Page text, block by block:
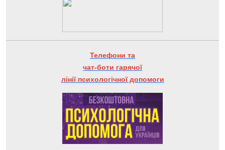
Телефони та
чат-боти гарячої
лінії психологічної допомоги